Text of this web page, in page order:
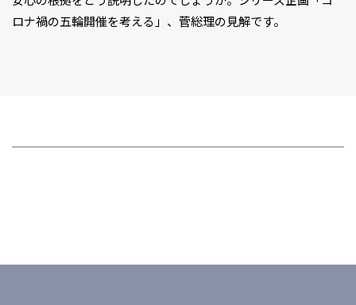
ロナ禍の五輪開催を考える」、菅総理の見解です。